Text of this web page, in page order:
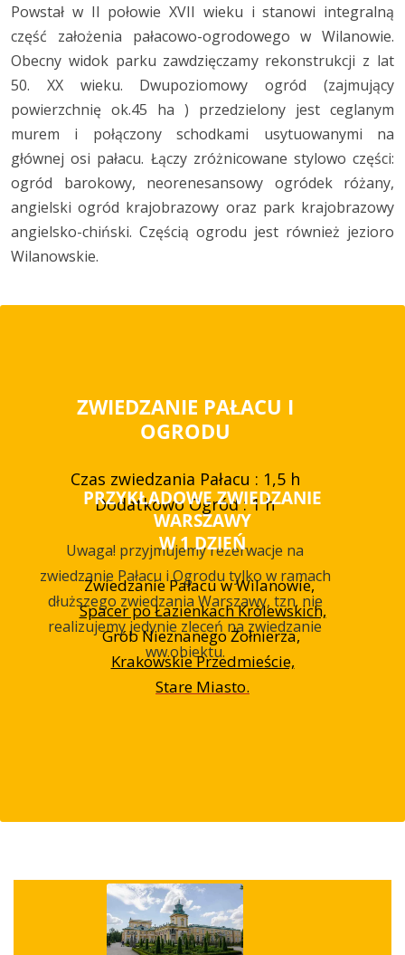
Powstał w II połowie XVII wieku i stanowi integralną
część założenia pałacowo-ogrodowego w Wilanowie.
Obecny widok parku zawdzięczamy rekonstrukcji z lat
50. XX wieku. Dwupoziomowy ogród (zajmujący
powierzchnię ok.45 ha ) przedzielony jest ceglanym
murem i połączony schodkami usytuowanymi na
głównej osi pałacu. Łączy zróżnicowane stylowo części:
ogród barokowy, neorenesansowy ogródek różany,
angielski ogród krajobrazowy oraz park krajobrazowy
angielsko-chiński. Częścią ogrodu jest również jezioro
Wilanowskie.
ZWIEDZANIE PAŁACU I
OGRODU
Czas zwiedzania Pałacu : 1,5 h
Dodatkowo Ogród : 1 h
Uwaga! przyjmujemy rezerwacje na
zwiedzanie Pałacu i Ogrodu tylko w ramach
dłuższego zwiedzania Warszawy, tzn. nie
realizujemy jedynie zleceń na zwiedzanie
ww.obiektu.
PRZYKŁADOWE ZWIEDZANIE
WARSZAWY
W 1 DZIEŃ
Zwiedzanie Pałacu w Wilanowie,
Spacer po Łazienkach Królewskich,
Grób Nieznanego Żołnierza,
Krakowskie Przedmieście,
Stare Miasto.